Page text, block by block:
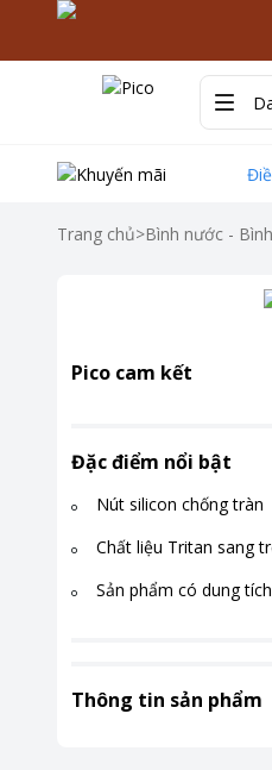
Trang chủ>Bình nước -
Pico cam kết
Đặc điểm nổi bật
Nút silicon chống tràn
Chất liệu Tritan sang
Sản phẩm có dung
Thông tin sản phẩm